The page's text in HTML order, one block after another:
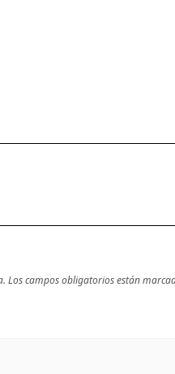
Los campos obligatorios están